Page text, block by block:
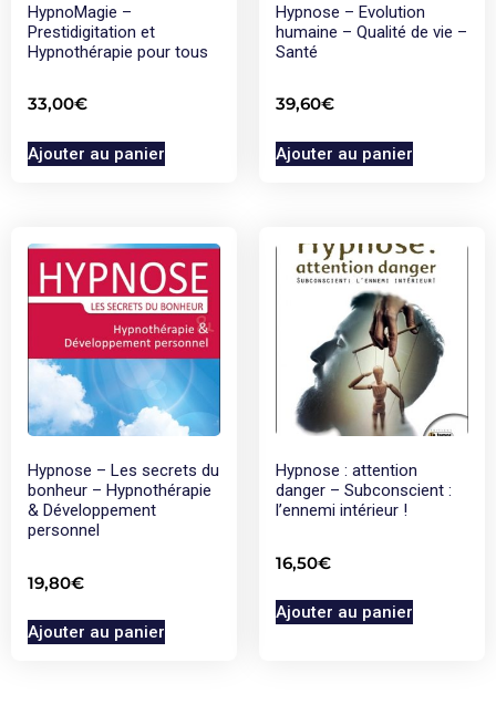
HypnoMagie –
Prestidigitation et
Hypnothérapie pour tous
33,00€
Ajouter au panier
Hypnose – Evolution
humaine – Qualité de vie –
Santé
39,60€
Ajouter au panier
Hypnose – Les secrets du
bonheur – Hypnothérapie
& Développement
personnel
19,80€
Ajouter au panier
Hypnose : attention
danger – Subconscient :
l’ennemi intérieur !
16,50€
Ajouter au panier